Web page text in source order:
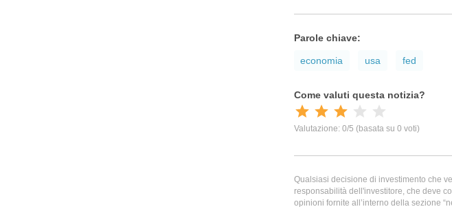
Parole chiave:
economia usa fed
Qualsiasi decisione di investimento che
responsabilità dell'investitore, che deve
opinioni fornite all’interno della sezione